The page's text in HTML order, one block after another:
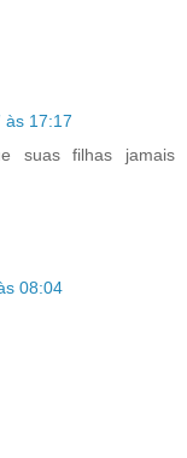
às 17:17
suas filhas jamais
08:04